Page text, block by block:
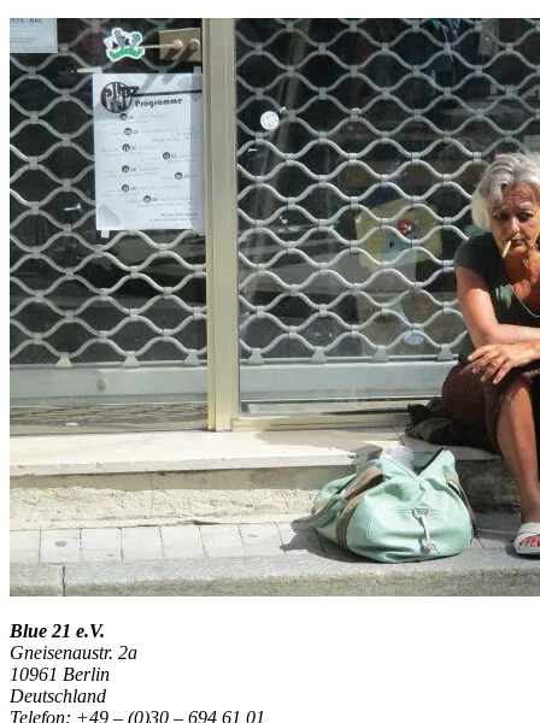
Blue 21 e.V.
Gneisenaustr. 2a
10961 Berlin
Deutschland
Telefon: +49 – (0)30 – 694 61 01